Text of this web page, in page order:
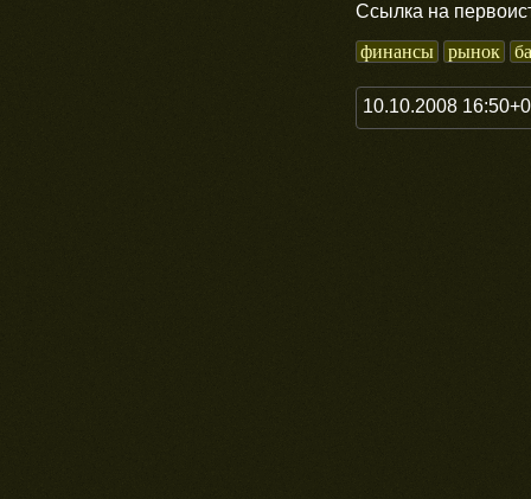
Ссылка на
финансы
рынок
10.10.2008